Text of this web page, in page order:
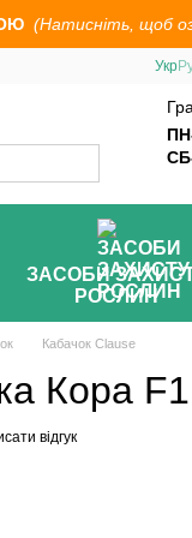
(Натисніть, щоб
Укр
ЗАСОБИ
РОСЛИН
Кабачок Clause
Кора F1
відгук